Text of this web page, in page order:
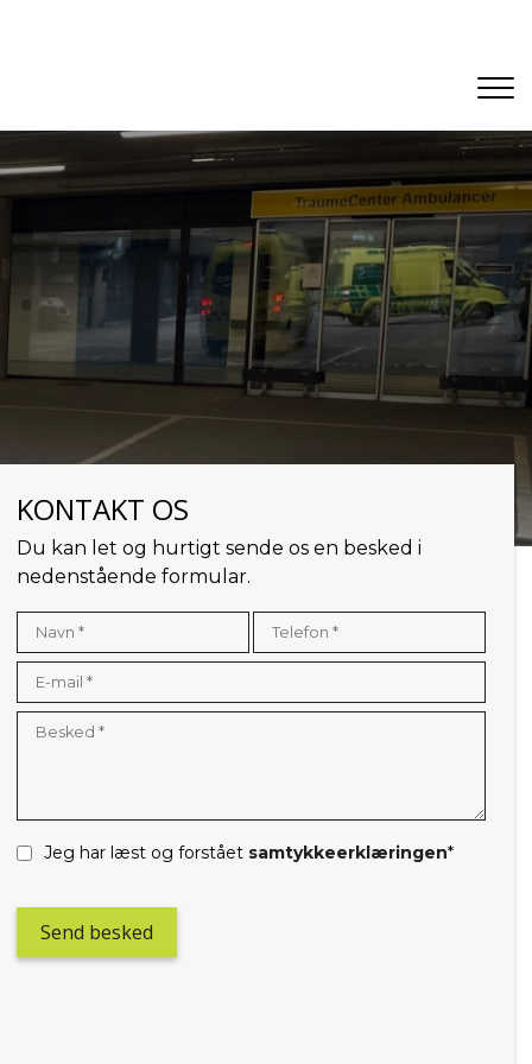
KONTAKT OS
Du kan let og hurtigt sende os en besked i
nedenstående formular.
Jeg har læst og forstået samtykkeerklæringen*